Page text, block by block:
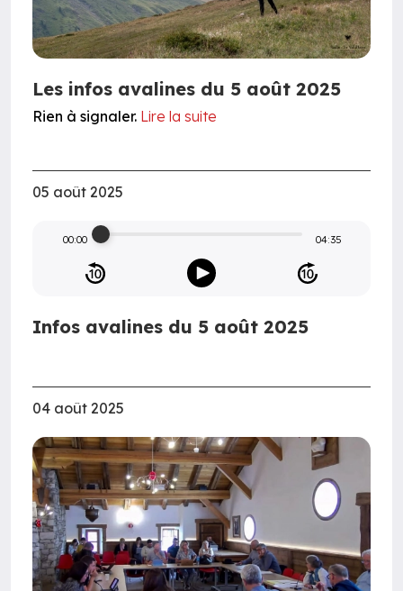
Les infos avalines du 5 août 2025
Rien à signaler. Lire la suite
05 août 2025
00:00 04:35
Infos avalines du 5 août 2025
04 août 2025